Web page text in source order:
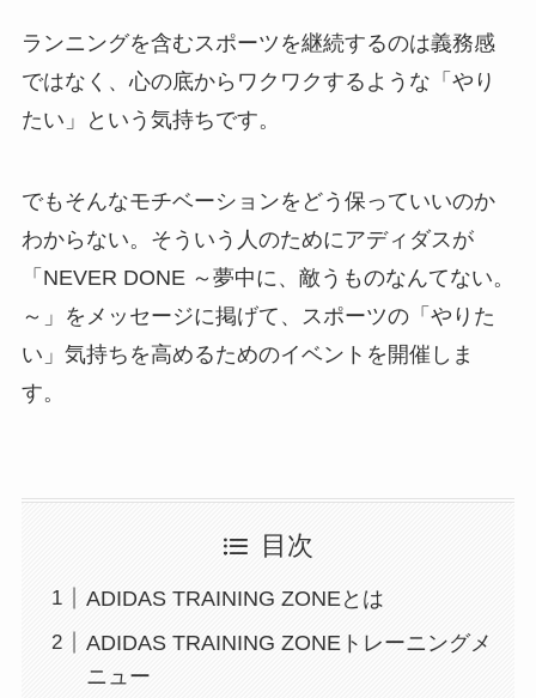
ランニングを含むスポーツを継続するのは義務感
ではなく、心の底からワクワクするような「やり
たい」という気持ちです。
でもそんなモチベーションをどう保っていいのか
わからない。そういう人のためにアディダスが
「NEVER DONE ～夢中に、敵うものなんてない。
～」をメッセージに掲げて、スポーツの「やりた
い」気持ちを高めるためのイベントを開催しま
す。
目次
ADIDAS TRAINING ZONEとは
ADIDAS TRAINING ZONEトレーニングメ
ニュー